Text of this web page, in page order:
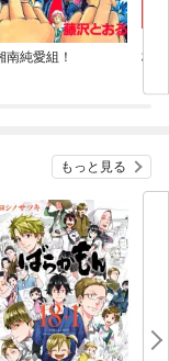
南純愛組！ 杖
もっと見る